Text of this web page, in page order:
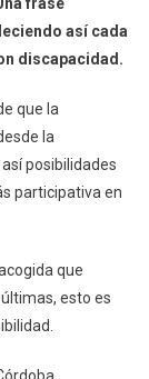
así cada
discapacidad.
que la
la
posibilidades
participativa en
que
esto es